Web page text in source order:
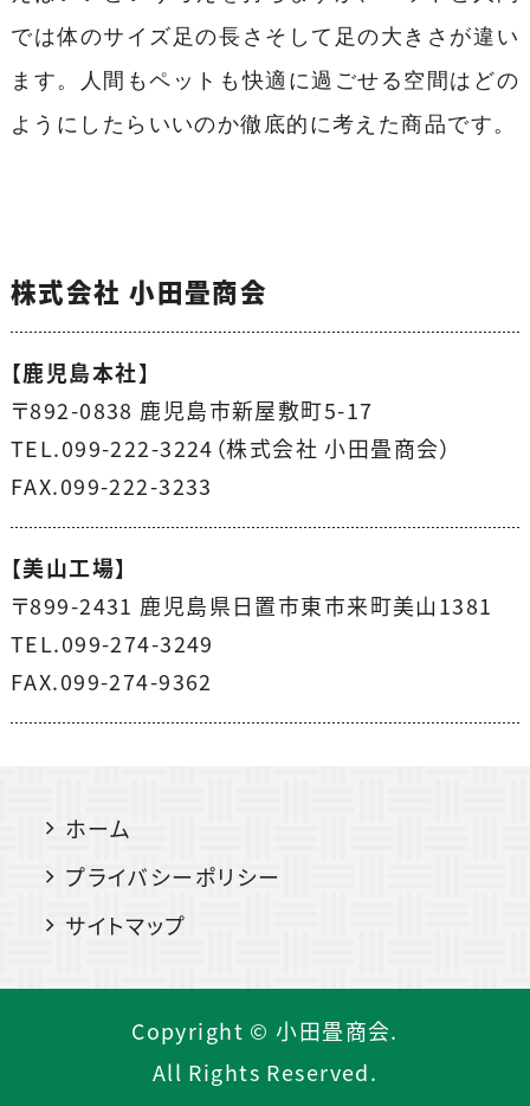
では体のサイズ足の長さそして足の大きさが違い
ます。人間もペットも快適に過ごせる空間はどの
ようにしたらいいのか徹底的に考えた商品です。
株式会社 小田畳商会
【鹿児島本社】
〒892-0838 鹿児島市新屋敷町5-17
TEL.099-222-3224（株式会社 小田畳商会）
FAX.099-222-3233
【美山工場】
〒899-2431 鹿児島県日置市東市来町美山1381
TEL.099-274-3249
FAX.099-274-9362
ホーム
プライバシーポリシー
サイトマップ
Copyright © 小田畳商会.
All Rights Reserved.